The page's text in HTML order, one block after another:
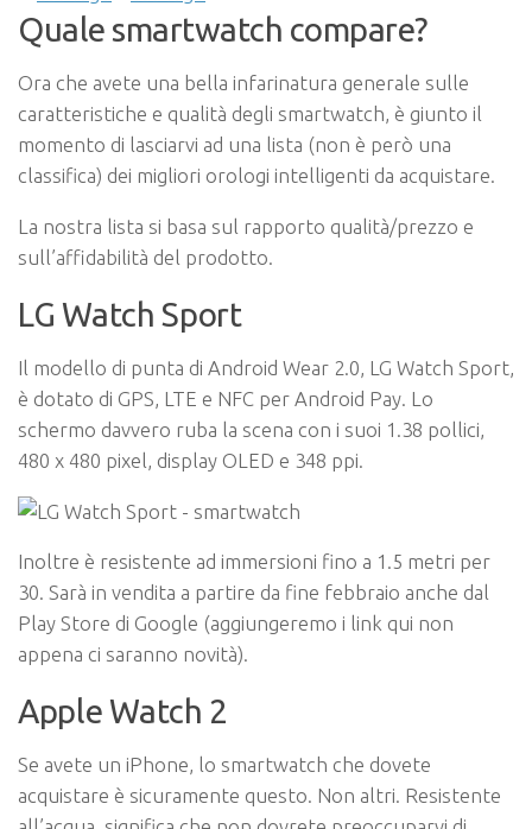
Quale smartwatch compare?
Ora che avete una bella infarinatura generale sulle
caratteristiche e qualità degli smartwatch, è giunto il
momento di lasciarvi ad una lista (non è però una
classifica) dei migliori orologi intelligenti da acquistare.
La nostra lista si basa sul rapporto qualità/prezzo e
sull’affidabilità del prodotto.
LG Watch Sport
Il modello di punta di Android Wear 2.0, LG Watch Sport,
è dotato di GPS, LTE e NFC per Android Pay. Lo
schermo davvero ruba la scena con i suoi 1.38 pollici,
480 x 480 pixel, display OLED e 348 ppi.
Inoltre è resistente ad immersioni fino a 1.5 metri per
30. Sarà in vendita a partire da fine febbraio anche dal
Play Store di Google (aggiungeremo i link qui non
appena ci saranno novità).
Apple Watch 2
Se avete un iPhone, lo smartwatch che dovete
acquistare è sicuramente questo. Non altri. Resistente